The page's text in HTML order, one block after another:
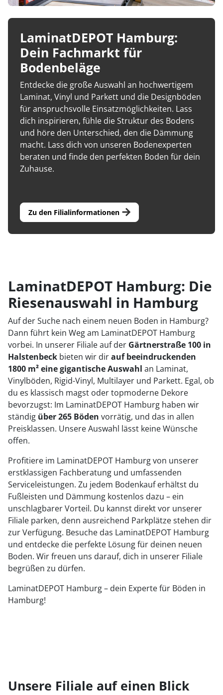
LaminatDEPOT Hamburg:
Dein Fachmarkt für
Bodenbeläge
Entdecke die große Auswahl an hochwertigem
Laminat, Vinyl und Parkett und die Designböden
für anspruchsvolle Einsatzmöglichkeiten. Lass
dich inspirieren, fühle die Struktur des Bodens
und höre den Unterschied, den die Dämmung
macht. Lass dich von unseren Bodenexperten
beraten und finde den perfekten Boden für dein
Zuhause.
Zu den Filialinformationen
LaminatDEPOT Hamburg: Die
Riesenauswahl in Hamburg
Auf der Suche nach einem neuen Boden in Hamburg?
Dann führt kein Weg am LaminatDEPOT Hamburg
vorbei. In unserer Filiale auf der Gärtnerstraße 100 in
Halstenbeck bieten wir dirauf beeindruckenden
1800 m² eine gigantische Auswahl an Laminat,
Vinylböden, Rigid-Vinyl, Multilayer und Parkett. Egal, ob
du es klassisch magst oder topmoderne Dekore
bevorzugst: Im LaminatDEPOT Hamburg haben wir
ständig über 265 Böden vorrätig, und das in allen
Preisklassen. Unsere Auswahl lässt keine Wünsche
offen.
Profitiere im LaminatDEPOT Hamburg von unserer
erstklassigen Fachberatung und umfassenden
Serviceleistungen. Zu jedem Bodenkauf erhältst du
Fußleisten und Dämmung kostenlos dazu – ein
unschlagbarer Vorteil. Du kannst direkt vor unserer
Filiale parken, denn ausreichend Parkplätze stehen dir
zur Verfügung. Besuche das LaminatDEPOT Hamburg
und entdecke die perfekte Lösung für deinen neuen
Boden. Wir freuen uns darauf, dich in unserer Filiale
begrüßen zu dürfen.
LaminatDEPOT Hamburg – dein Experte für Böden in
Hamburg!
Unsere Filiale auf einen Blick
MyStyle
O.R.C.A
Dämmung
Fußleisten
sonstiges Zubehör
Microfase
Realfuge
Vinylboden zum Kleben
klicken & kleben
Sonstiges
Feuchtraumgeeignet
Fußbodenheizung geeignet
Vinylböden mit integrierter Dämmung
Vinylböden ohne integrierte Dämmung
Zubehör
Pflegemittel Vinylböden
Dämmung
Fußleisten
sonstiges Zubehör
Klebe-Vinyl Zubehör
Fußbodenheizung geeignet
Bioböden von BoDomo
Zubehör
Pflegemittel Bioböden
Dämmung
Fußleisten
sonstiges Zubehör
Kronoflooring
Kronotex
MyStyle
Prinz
Windmöller
Wolfcraft
Wulff
Endkappen - Höhe 40 mm
Endkappen - Höhe 58 mm
Sonstige Fußleistenabschlüsse
sonstige Schienen
zum Kleben
zum Schrauben